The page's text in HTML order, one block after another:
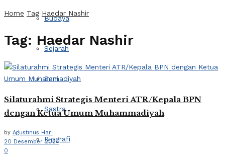
Budaya
Sejarah
Seni
Sastra
Biografi
Home Tag Haedar Nashir
Tag: Haedar Nashir
Silaturahmi Strategis Menteri ATR/Kepala BPN
dengan Ketua Umum Muhammadiyah
by Agustinus Hari
20 Desember 2024
0